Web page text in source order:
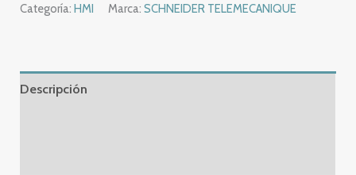
Categoría:HMI Marca:SCHNEIDER TELEMECANIQUE
Descripción